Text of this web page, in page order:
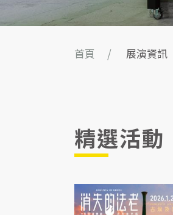
首頁 展演資訊
精選活動